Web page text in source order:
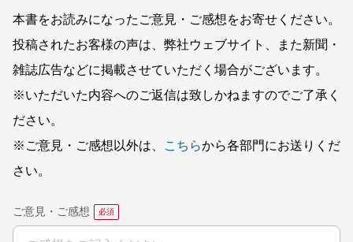
本書をお読みになったご意見・ご感想をお寄せください。
投稿されたお客様の声は、弊社ウェブサイト、また新聞・
雑誌広告などに掲載させていただく場合がございます。
※いただいた内容へのご返信は致しかねますのでご了承く
ださい。
※ご意見・ご感想以外は、
こちらから各部門にお送りくだ
さい。
ご意見・ご感想